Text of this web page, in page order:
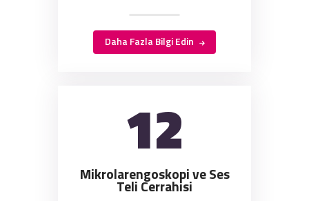
Daha Fazla Bilgi Edin
12
Mikrolarengoskopi ve Ses
Teli Cerrahisi